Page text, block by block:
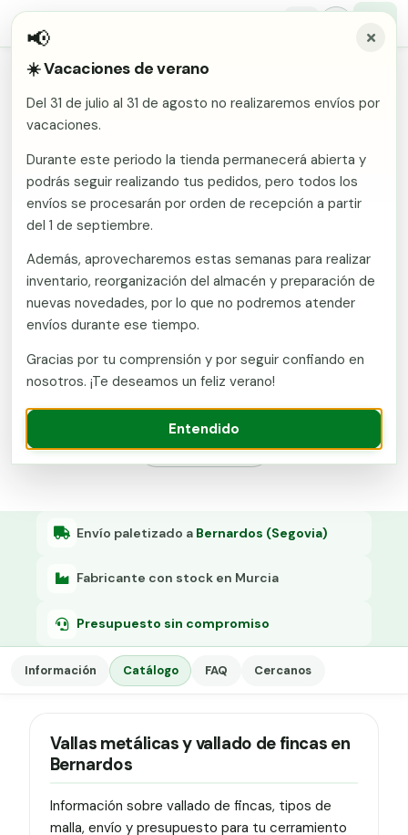
📢
☀️ Vacaciones de verano
Del 31 de julio al 31 de agosto no realizaremos envíos por
vacaciones.
Durante este periodo la tienda permanecerá abierta y
podrás seguir realizando tus pedidos, pero todos los
envíos se procesarán por orden de recepción a partir
del 1 de septiembre.
Además, aprovecharemos estas semanas para realizar
inventario, reorganización del almacén y preparación de
nuevas novedades, por lo que no podremos atender
envíos durante ese tiempo.
Gracias por tu comprensión y por seguir confiando en
nosotros. ¡Te deseamos un feliz verano!
Entendido
Malla ganadera
Malla simple torsión
Malla triple torsión
Panel malla H.
Puerta abatible dos hojas
Puerta acceso peatonal
Poste malla simple torsión
Alambre de espino galvanizado
Alambre liso galvanizado
Malla ocultación 70 g/m² verde
Abrazadera PVC malla H.
Grapadora
Tensor galvanizado
Vallas metálicas y vallado de fincas en Bernardos
Vallas metálicas y vallado de
fincas en Bernardos
Fabricante en Murcia con envío a Bernardos
(Segovia). Vallas metálicas y vallado de fincas:
mallas, postes, puertas y kits. Vallate suministra
mallas, postes, puertas y kits de vallado a toda
España desde fábrica en Murcia. Presupuesto sin
compromiso.
Llamar ahora
Ver catálogo
Presupuesto
Envío paletizado a Bernardos (Segovia)
Fabricante con stock en Murcia
Presupuesto sin compromiso
Información Catálogo FAQ Cercanos
Vallas metálicas y vallado de fincas en
Bernardos
Información sobre vallado de fincas, tipos de
malla, envío y presupuesto para tu cerramiento